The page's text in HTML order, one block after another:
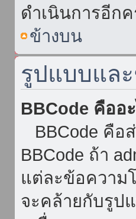
ดำเนินการอีกค
ข้างบน
รูปแบบแล
BBCode คืออ
BBCode คือ
BBCode ถ้า
แต่ละข้อความ
จะคล้ายกับรูป